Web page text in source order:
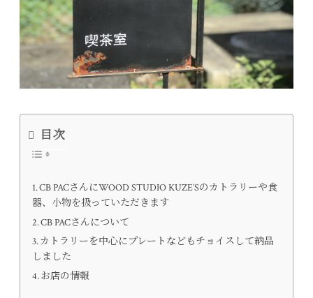
目次
CB PACさんにWOOD STUDIO KUZE’Sのカトラリーや食
器、小物を扱っていただきます
CB PACさんについて
カトラリーを中心にプレートなどもチョイスして納品
しました
お店の情報